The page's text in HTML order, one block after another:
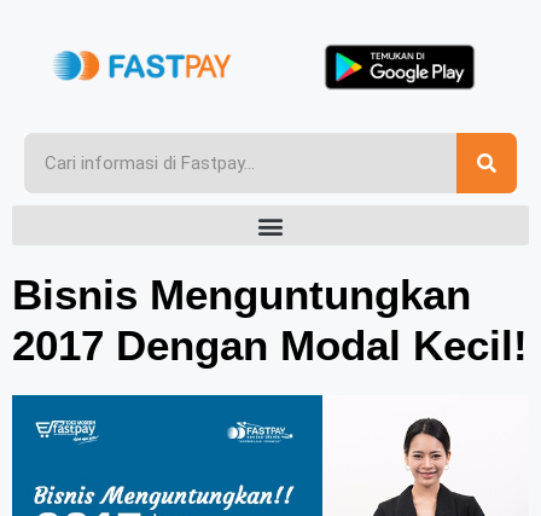
Bisnis Menguntungkan
2017 Dengan Modal Kecil!